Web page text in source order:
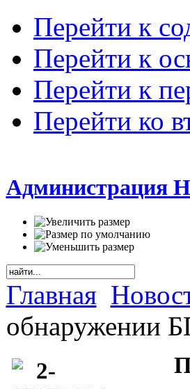
Перейти к
Перейти к
Перейти к
Перейти ко
Администрация
Главная
обнаружении